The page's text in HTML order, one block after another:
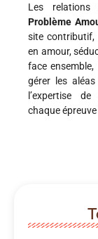
Les relations
Problème
site contributif,
en amour,
face
gérer les
l’expertise
chaque